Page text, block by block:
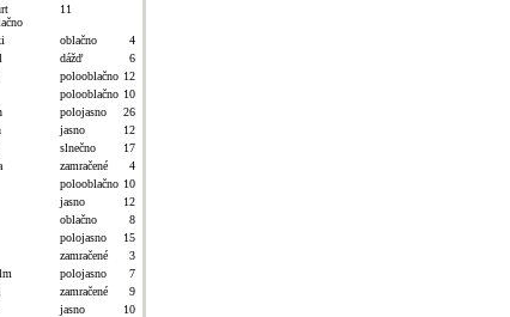
11
oblačno
4
dážď
6
polooblačno 12
polooblačno 10
polojasno
26
jasno
12
slnečno
17
zamračené
4
polooblačno 10
jasno
12
oblačno
8
polojasno
15
zamračené
3
polojasno
7
zamračené
9
jasno
10